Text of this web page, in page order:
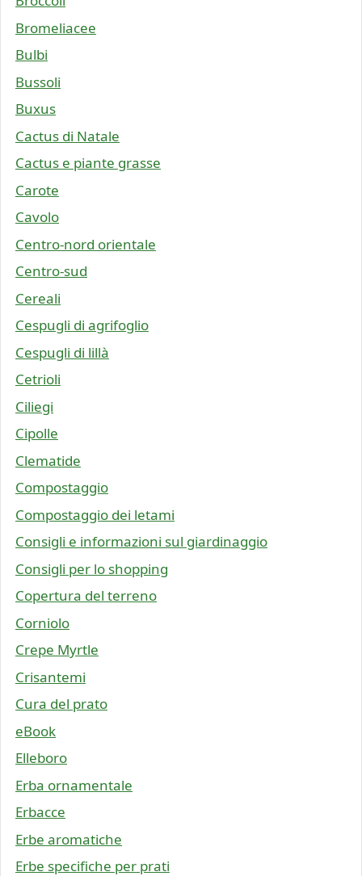
Bromeliacee
Bulbi
Bussoli
Buxus
Cactus di Natale
Cactus e piante grasse
Carote
Cavolo
Centro-nord orientale
Centro-sud
Cereali
Cespugli di agrifoglio
Cespugli di lillà
Cetrioli
Ciliegi
Cipolle
Clematide
Compostaggio
Compostaggio dei letami
Consigli e informazioni sul giardinaggio
Consigli per lo shopping
Copertura del terreno
Corniolo
Crepe Myrtle
Crisantemi
Cura del prato
eBook
Elleboro
Erba ornamentale
Erbacce
Erbe aromatiche
Erbe specifiche per prati